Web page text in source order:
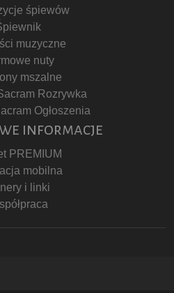
śpiewów
muzyczne
nuty
mszalne
Rozrywka
Ogłoszenia
informacje
PREMIUM
mobilna
i linki